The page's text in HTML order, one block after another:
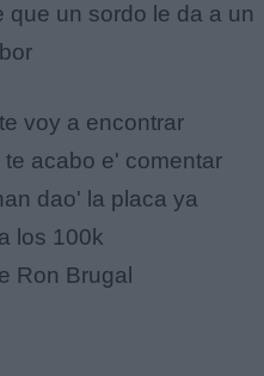
que un sordo le da a un
voy a encontrar
acabo e' comentar
dao' la placa ya
los 100k
Ron Brugal